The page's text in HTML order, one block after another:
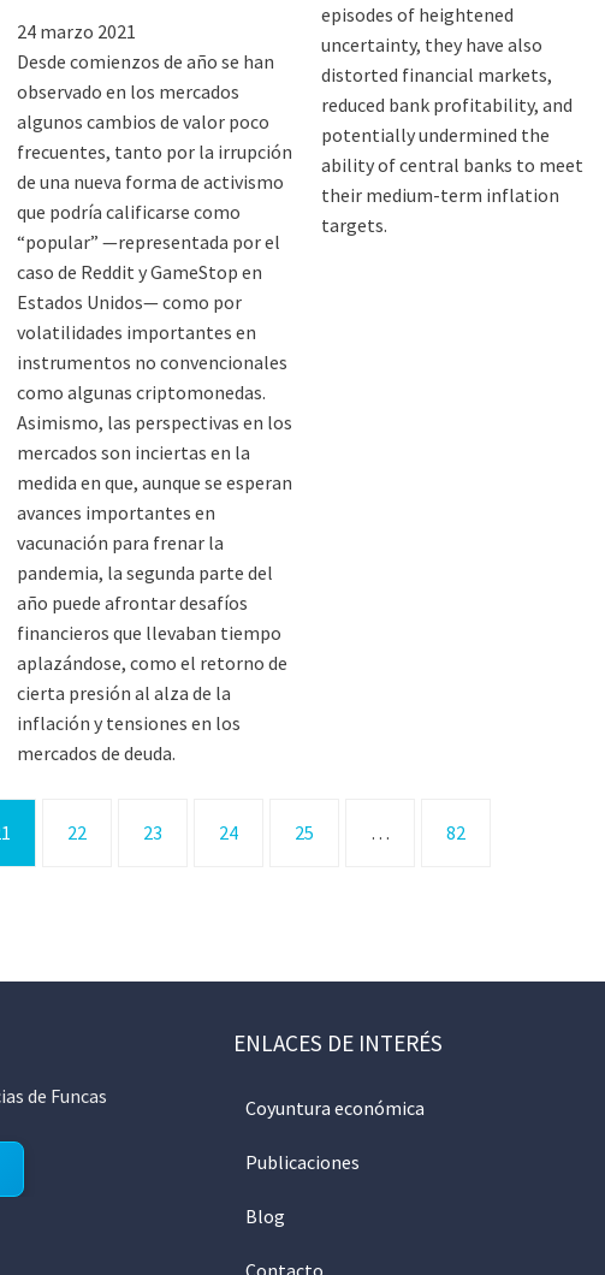
24 marzo 2021
Desde comienzos de año se han
observado en los mercados
algunos cambios de valor poco
frecuentes, tanto por la irrupción
de una nueva forma de activismo
que podría calificarse como
“popular” —representada por el
caso de Reddit y GameStop en
Estados Unidos— como por
volatilidades importantes en
instrumentos no convencionales
como algunas criptomonedas.
Asimismo, las perspectivas en los
mercados son inciertas en la
medida en que, aunque se esperan
avances importantes en
vacunación para frenar la
pandemia, la segunda parte del
año puede afrontar desafíos
financieros que llevaban tiempo
aplazándose, como el retorno de
cierta presión al alza de la
inflación y tensiones en los
mercados de deuda.
episodes of heightened
uncertainty, they have also
distorted financial markets,
reduced bank profitability, and
potentially undermined the
ability of central banks to meet
their medium-term inflation
targets.
22 23 24 25 … 82
de Funcas
ENLACES DE INTERÉS
Coyuntura económica
Publicaciones
Blog